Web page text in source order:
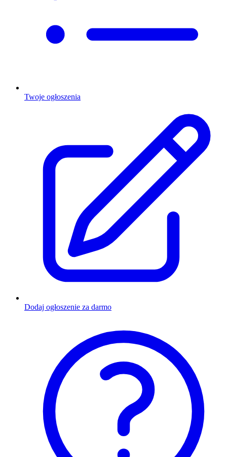
Twoje ogłoszenia
Dodaj ogłoszenie za darmo